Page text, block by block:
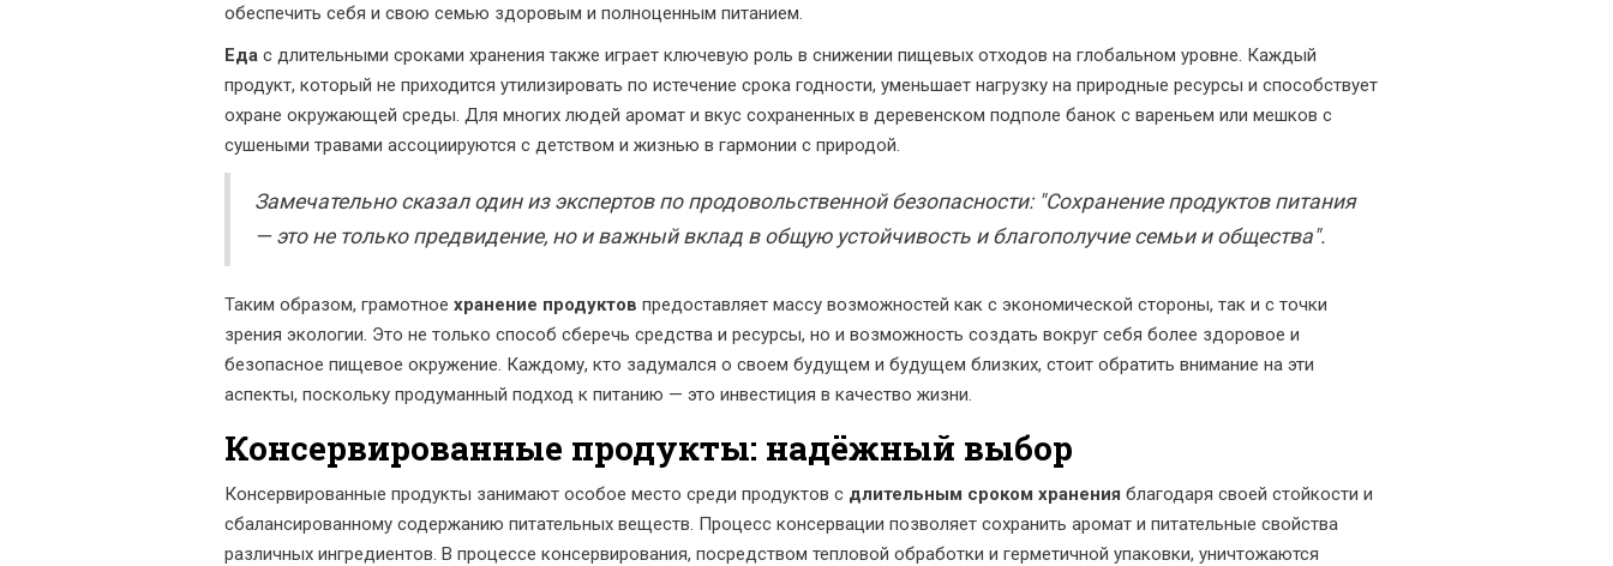
обеспечить себя и свою семью здоровым и полноценным питанием.
Еда с длительными сроками хранения также играет ключевую роль в снижении пищевых отходов на глобальном уровне. Каждый
продукт, который не приходится утилизировать по истечение срока годности, уменьшает нагрузку на природные ресурсы и способствует
охране окружающей среды. Для многих людей аромат и вкус сохраненных в деревенском подполе банок с вареньем или мешков с
сушеными травами ассоциируются с детством и жизнью в гармонии с природой.
Замечательно сказал один из экспертов по продовольственной безопасности: "Сохранение продуктов питания
— это не только предвидение, но и важный вклад в общую устойчивость и благополучие семьи и общества".
Таким образом, грамотное хранение продуктов предоставляет массу возможностей как с экономической стороны, так и с точки
зрения экологии. Это не только способ сберечь средства и ресурсы, но и возможность создать вокруг себя более здоровое и
безопасное пищевое окружение. Каждому, кто задумался о своем будущем и будущем близких, стоит обратить внимание на эти
аспекты, поскольку продуманный подход к питанию — это инвестиция в качество жизни.
Консервированные продукты: надёжный выбор
Консервированные продукты занимают особое место среди продуктов с длительным сроком хранения благодаря своей стойкости и
сбалансированному содержанию питательных веществ. Процесс консервации позволяет сохранить аромат и питательные свойства
различных ингредиентов. В процессе консервирования, посредством тепловой обработки и герметичной упаковки, уничтожаются